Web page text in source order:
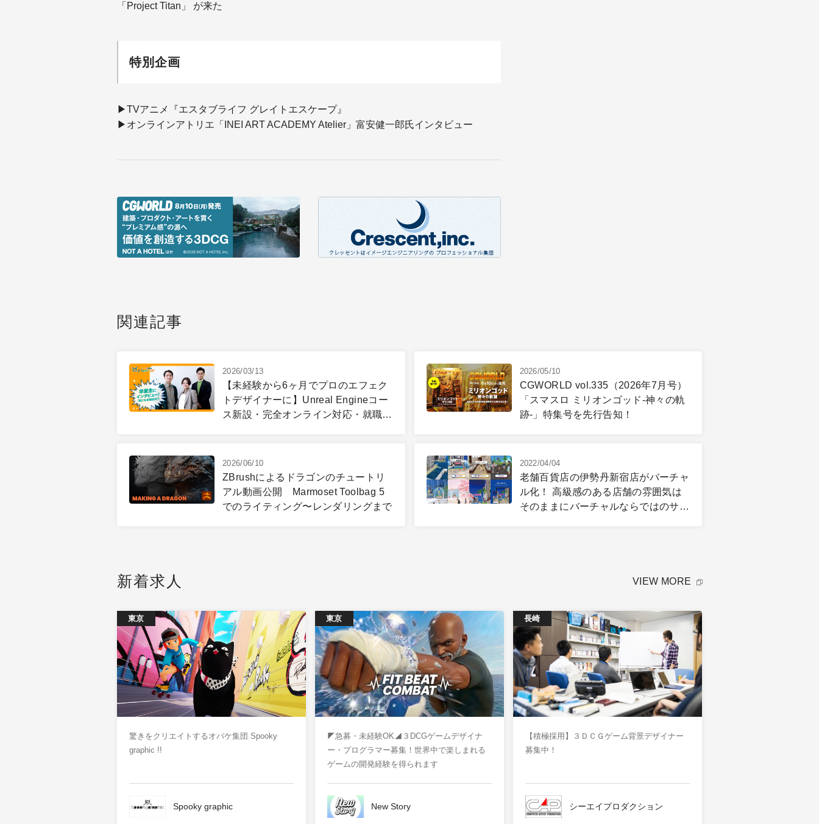
「Project Titan」 が来た
特別企画
▶TVアニメ『エスタブライフ グレイトエスケープ』
▶オンラインアトリエ「INEI ART ACADEMY Atelier」富安健一郎氏インタビュー
関連記事
2026/03/13
【未経験から6ヶ月でプロのエフェク
トデザイナーに】Unreal Engineコー
ス新設・完全オンライン対応・就職サ
2026/05/10
CGWORLD vol.335（2026年7月号）
「スマスロ ミリオンゴッド-神々の軌
跡-」特集号を先行告知！
2026/06/10
ZBrushによるドラゴンのチュートリ
アル動画公開 Marmoset Toolbag 5
でのライティング〜レンダリングまで
2022/04/04
老舗百貨店の伊勢丹新宿店がバーチャ
ル化！ 高級感のある店舗の雰囲気は
そのままにバーチャルならではのサー
新着求人 VIEW MORE
東京
驚きをクリエイトするオバケ集団 Spooky
graphic !!
Spooky graphic
東京
◤急募・未経験OK◢３DCGゲームデザイナ
ー・プログラマー募集！世界中で楽しまれる
ゲームの開発経験を得られます
New Story
長崎
【積極採用】３ＤＣＧゲーム背景デザイナー
募集中！
シーエイプロダクション